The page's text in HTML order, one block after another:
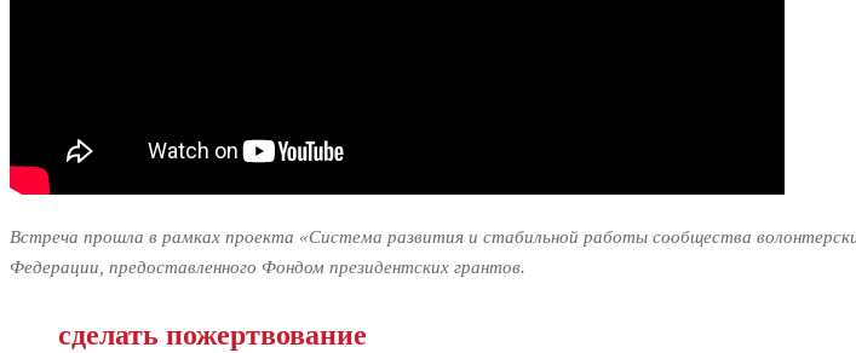
Встреча прошла в рамках проекта «Система развития и стабильной работы сообщества
Федерации, предоставленного Фондом президентских грантов.
сделать пожертвование